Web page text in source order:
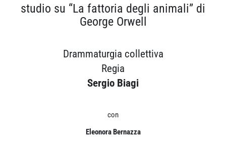
studio su “La fattoria degli animali” di
George Orwell
Drammaturgia collettiva
Regia
Sergio Biagi
con
Eleonora Bernazza